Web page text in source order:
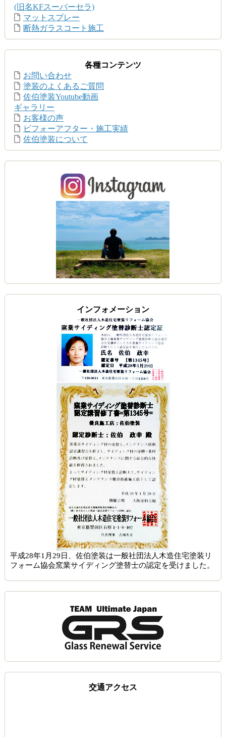
(旧名KFスーパーセラ)
マットスプレー
断熱ガラスコート施工
各種コンテンツ
お問い合わせ
塗装のよくあるご質問
佐伯塗装Youtube動画
ギャラリー
お客様の声
ビフォーアフター・施工実績
佐伯塗装について
インフォメーション
平成28年1月29日、佐伯塗装は一般社団法人木造住宅塗装リ
フォーム協会窯業サイディング塗替士の認定を受けました。
交通アクセス